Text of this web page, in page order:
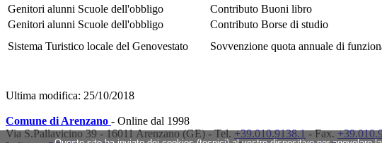
Genitori alunni Scuole dell'obbligo
Contributo Buoni libro
Genitori alunni Scuole dell'obbligo
Contributo Borse di studio
Sistema Turistico locale del Genovestato
Sovvenzione quota annuale di
Ultima modifica: 25/10/2018
Comune di Arenzano - Online dal 1998
Via S.Pallavicino 39 - 16011 Arenzano (GE) - Tel.+39.010.9138.1- Fax.